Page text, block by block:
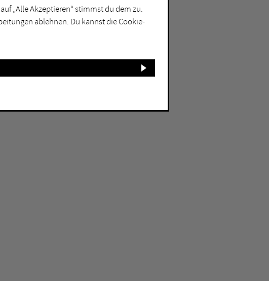
„Alle Akzeptieren“ stimmst du dem zu.
ablehnen. Du kannst die Cookie-